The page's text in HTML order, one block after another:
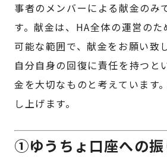
事者のメンバーによる献金のみ
す。献金は、HA全体の運営のた
可能な範囲で、献金をお願い致
自分自身の回復に責任を持つと
金を大切なものと考えています
し上げます。
①ゆうちょ口座への振